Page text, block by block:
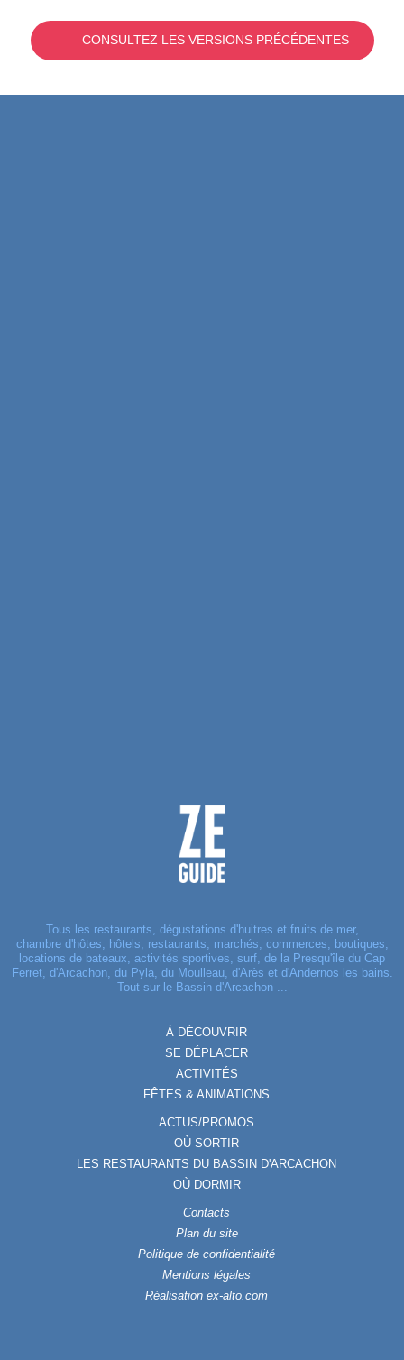
CONSULTEZ LES VERSIONS PRÉCÉDENTES
Tous les restaurants, dégustations d'huitres et fruits de mer,
chambre d'hôtes, hôtels, restaurants, marchés, commerces, boutiques,
locations de bateaux, activités sportives, surf, de la Presqu'île du Cap
Ferret, d'Arcachon, du Pyla, du Moulleau, d'Arès et d'Andernos les bains.
Tout sur le Bassin d'Arcachon ...
À DÉCOUVRIR
SE DÉPLACER
ACTIVITÉS
FÊTES & ANIMATIONS
ACTUS/PROMOS
OÙ SORTIR
LES RESTAURANTS DU BASSIN D'ARCACHON
OÙ DORMIR
Contacts
Plan du site
Politique de confidentialité
Mentions légales
Réalisation ex-alto.com